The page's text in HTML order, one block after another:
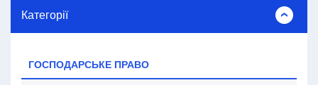
Категорії
ГОСПОДАРСЬКЕ ПРАВО